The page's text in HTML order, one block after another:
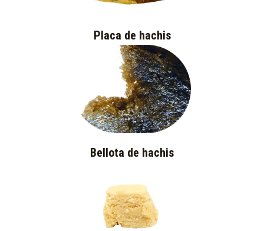
Placa de hachis
Bellota de hachis